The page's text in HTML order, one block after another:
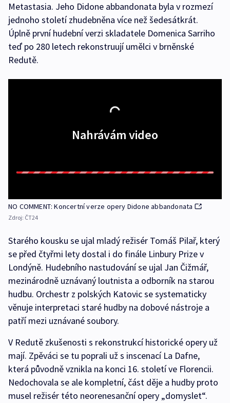
Metastasia. Jeho Didone abbandonata byla v rozmezí
jednoho století zhudebněna více než šedesátkrát.
Úplně první hudební verzi skladatele Domenica Sarriho
teď po 280 letech rekonstruují umělci v brněnské
Redutě.
Nahrávám video
NO COMMENT: Koncertní verze opery Didone abbandonata
Zdroj: ČT24
Starého kousku se ujal mladý režisér Tomáš Pilař, který
se před čtyřmi lety dostal i do finále Linbury Prize v
Londýně. Hudebního nastudování se ujal Jan Čižmář,
mezinárodně uznávaný loutnista a odborník na starou
hudbu. Orchestr z polských Katovic se systematicky
věnuje interpretaci staré hudby na dobové nástroje a
patří mezi uznávané soubory.
V Redutě zkušenosti s rekonstrukcí historické opery už
mají. Zpěváci se tu poprali už s inscenací La Dafne,
která původně vznikla na konci 16. století ve Florencii.
Nedochovala se ale kompletní, část děje a hudby proto
musel režisér této neorenesanční opery „domyslet“.